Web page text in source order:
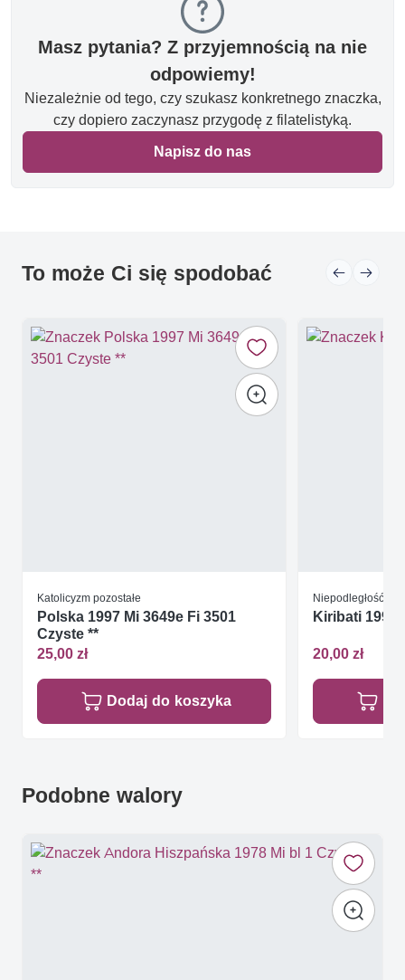
Masz pytania? Z przyjemnością na nie
odpowiemy!
Niezależnie od tego, czy szukasz konkretnego znaczka,
czy dopiero zaczynasz przygodę z filatelistyką.
Napisz do nas
To może Ci się spodobać
Katolicyzm pozostałe
Polska 1997 Mi 3649e Fi 3501
Czyste **
25,00 zł
Dodaj do koszyka
Niepodległość /
Kiribati 1999
20,00 zł
Podobne walory